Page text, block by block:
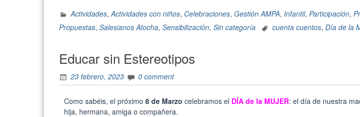
Actividades,Actividades con niños, Celebraciones, Gestión AMPA, Infantil, Participación,
Propuestas, Salesianos Atocha, Sensibilización, Sin categoría cuenta cuentos, Día de la
Educar sin Estereotipos
23 febrero, 2023 0 comment
Como sabéis, el próximo 8 de Marzo celebramos el DÍA de la MUJER: el día de nuestra
hija, hermana, amiga o compañera.